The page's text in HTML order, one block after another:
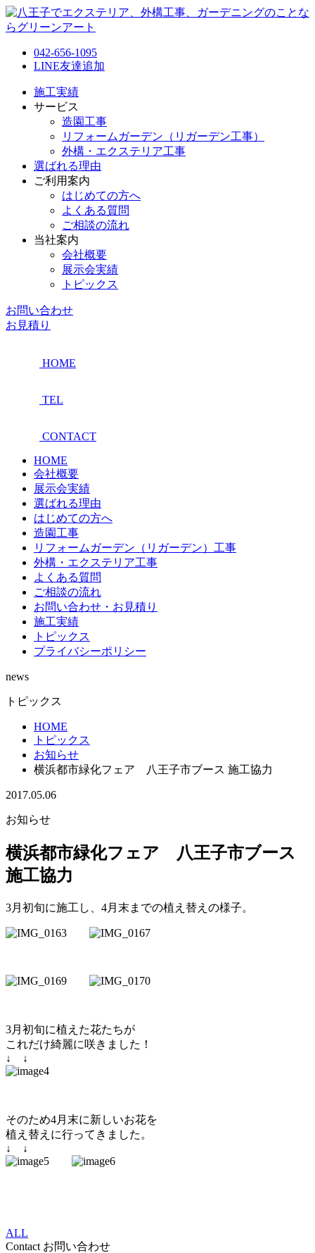
042-656-1095
LINE友達追加
施工実績
サービス
造園工事
リフォームガーデン（リガーデン工事）
外構・エクステリア工事
選ばれる理由
ご利用案内
はじめての方へ
よくある質問
ご相談の流れ
当社案内
会社概要
展示会実績
トピックス
お問い合わせ
お見積り
HOME
TEL
CONTACT
HOME
会社概要
展示会実績
選ばれる理由
はじめての方へ
造園工事
リフォームガーデン（リガーデン）工事
外構・エクステリア工事
よくある質問
ご相談の流れ
お問い合わせ・お見積り
施工実績
トピックス
プライバシーポリシー
news
トピックス
HOME
トピックス
お知らせ
横浜都市緑化フェア 八王子市ブース 施工協力
2017.05.06
お知らせ
横浜都市緑化フェア 八王子市ブース
施工協力
3月初旬に施工し、4月末までの植え替えの様子。
3月初旬に植えた花たちが
これだけ綺麗に咲きました！
↓ ↓
そのため4月末に新しいお花を
植え替えに行ってきました。
↓ ↓
ALL
Contact お問い合わせ